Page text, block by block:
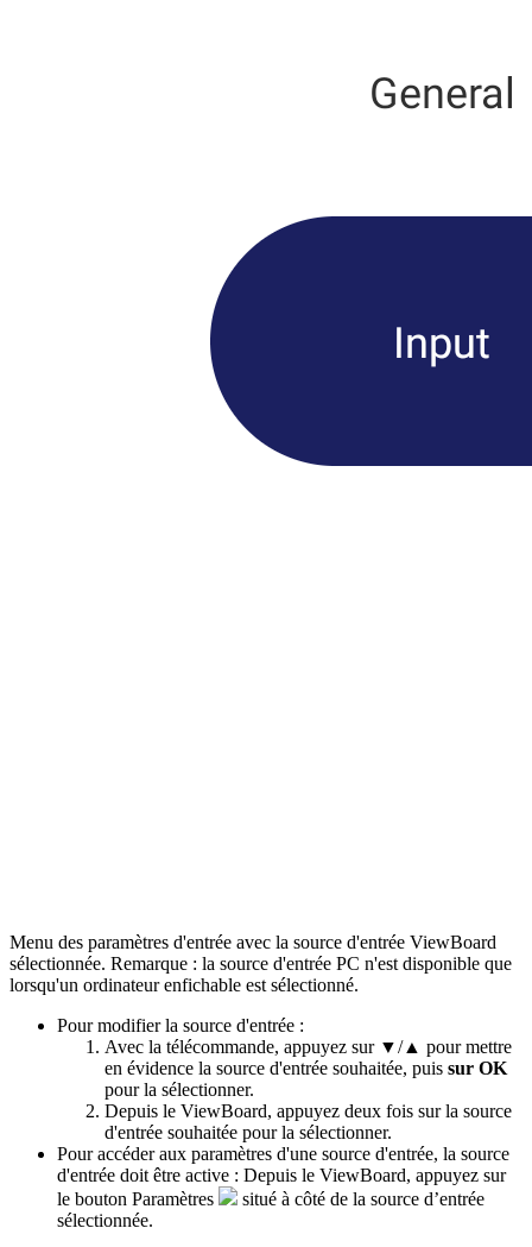
Menu des paramètres d'entrée avec la source d'entrée ViewBoard
sélectionnée. Remarque : la source d'entrée PC n'est disponible que
lorsqu'un ordinateur enfichable est sélectionné.
Pour modifier la source d'entrée :
Avec la télécommande, appuyez sur ▼/▲ pour mettre
en évidence la source d'entrée souhaitée, puis sur OK
pour la sélectionner.
Depuis le ViewBoard, appuyez deux fois sur la source
d'entrée souhaitée pour la sélectionner.
Pour accéder aux paramètres d'une source d'entrée, la source
d'entrée doit être active : Depuis le ViewBoard, appuyez sur
le bouton Paramètres
situé à côté de la source d’entrée
sélectionnée.